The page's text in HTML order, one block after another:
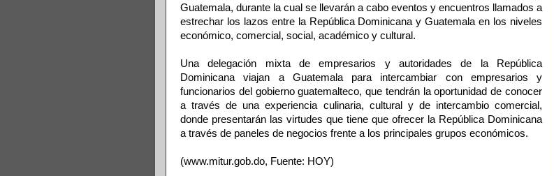
Guatemala, durante la cual se llevarán a cabo eventos y encuentros llamados a
estrechar los lazos entre la República Dominicana y Guatemala en los niveles
económico, comercial, social, académico y cultural.
Una delegación mixta de empresarios y autoridades de la República
Dominicana viajan a Guatemala para intercambiar con empresarios y
funcionarios del gobierno guatemalteco, que tendrán la oportunidad de conocer
a través de una experiencia culinaria, cultural y de intercambio comercial,
donde presentarán las virtudes que tiene que ofrecer la República Dominicana
a través de paneles de negocios frente a los principales grupos económicos.
(www.mitur.gob.do, Fuente: HOY)